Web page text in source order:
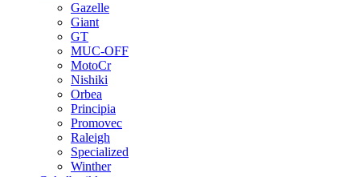
Gazelle
Giant
GT
MUC-OFF
MotoCr
Nishiki
Orbea
Principia
Promovec
Raleigh
Specialized
Winther